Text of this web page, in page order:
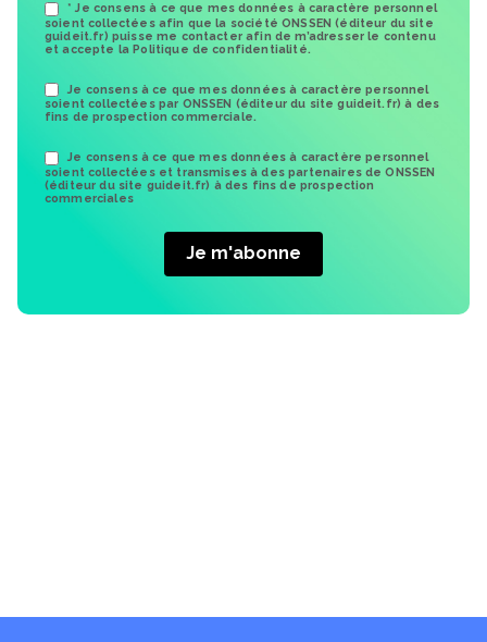
* Je consens à ce que mes données à caractère personnel
soient collectées afin que la société ONSSEN (éditeur du site
guideit.fr) puisse me contacter afin de m’adresser le contenu
et accepte la Politique de confidentialité.
Je consens à ce que mes données à caractère personnel
soient collectées par ONSSEN (éditeur du site guideit.fr) à des
fins de prospection commerciale.
Je consens à ce que mes données à caractère personnel
soient collectées et transmises à des partenaires de ONSSEN
(éditeur du site guideit.fr) à des fins de prospection
commerciales